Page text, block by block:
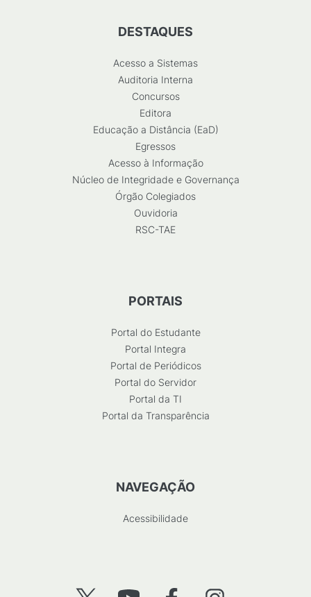
DESTAQUES
Acesso a Sistemas
Auditoria Interna
Concursos
Editora
Educação a Distância (EaD)
Egressos
Acesso à Informação
Núcleo de Integridade e Governança
Órgão Colegiados
Ouvidoria
RSC-TAE
PORTAIS
Portal do Estudante
Portal Integra
Portal de Periódicos
Portal do Servidor
Portal da TI
Portal da Transparência
NAVEGAÇÃO
Acessibilidade